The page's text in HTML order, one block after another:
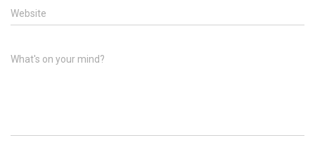
Website
What's on your mind?